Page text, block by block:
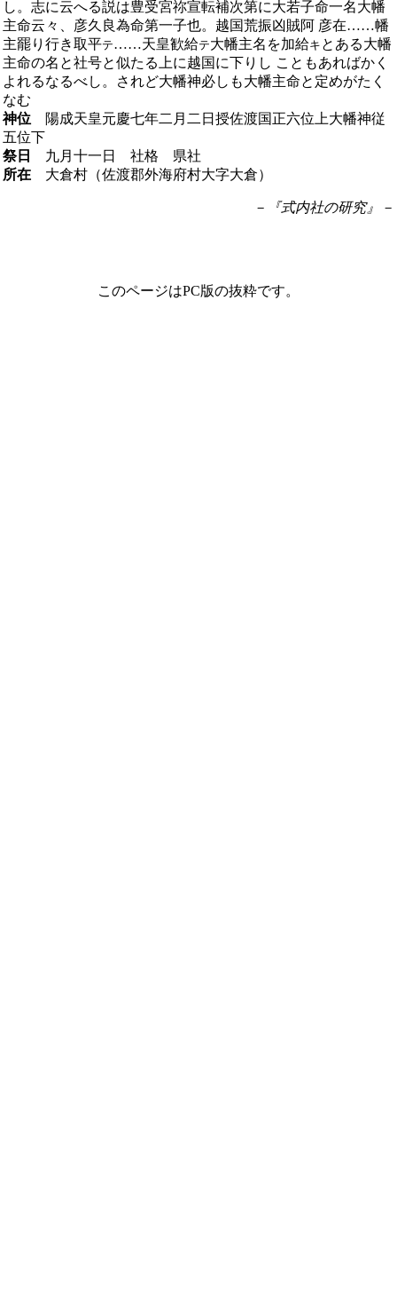
し。志に云へる説は豊受宮祢宣転補次第に大若子命一名大幡
主命云々、彦久良為命第一子也。越国荒振凶賊阿 彦在……幡
主罷り行き取平テ……天皇歓給テ大幡主名を加給キ とある大幡
主命の名と社号と似たる上に越国に下りし こともあればかく
よれるなるべし。されど大幡神必しも大幡主命と定めがたく
なむ
神位 陽成天皇元慶七年二月二日授佐渡国正六位上大幡神従
五位下
祭日
九月十一日 社格 県社
所在 大倉村（佐渡郡外海府村大字大倉）
－『式内社の研究』－
このページはPC版の抜粋です。